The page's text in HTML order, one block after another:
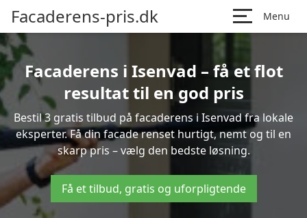
Facaderens-pris.dk Menu
Facaderens i Isenvad – få et flot
resultat til en god pris
Bestil 3 gratis tilbud på facaderens i Isenvad fra lokale
eksperter. Få din facade renset hurtigt, nemt og til en
skarp pris – vælg den bedste løsning.
Få et tilbud, gratis og uforpligtende